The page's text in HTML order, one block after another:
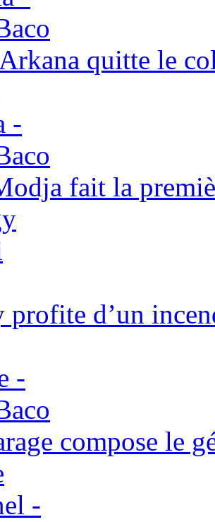
quitte le
fait la
profite d’un
compose le